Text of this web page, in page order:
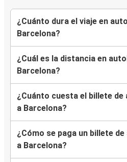
¿Cuánto dura el viaje en
Barcelona?
¿Cuál es la distancia en
Barcelona?
¿Cuánto cuesta el billete de
a Barcelona?
¿Cómo se paga un billete
a Barcelona?